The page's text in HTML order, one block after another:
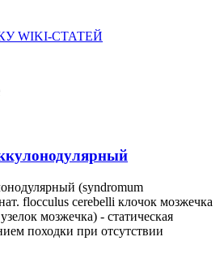
WIKI-СТАТЕЙ
(syndromum
flocculus cerebelli клочок мозжечка
мозжечка) - статическая
походки при отсутствии